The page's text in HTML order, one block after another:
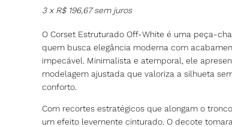
3 x R$196,67sem juros
O Corset Estruturado Off-White é uma peça-
quem busca elegância moderna com
impecável. Minimalista e atemporal, ele
modelagem ajustada que valoriza a silhueta
conforto.
Com recortes estratégicos que alongam o
um efeito levemente cinturado. O decote